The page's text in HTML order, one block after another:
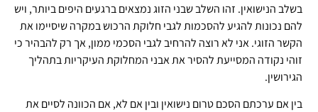
בשלב הנישואין. זהו השלב שבני הזוג נמצאים ברגעים היפים ביותר, ויש
להם נכונות להגיע להסכמות לגבי חלוקת הרכוש במקרה שיסיימו את
הקשר הזוגי. אני לא רוצה להרחיב לגבי הסכמי ממון, אך רק להבהיר כי
זוהי נקודה המסייעת להסיר את אבני המחלוקת העיקריות בתהליך
הגירושין.
בין אם ערכתם הסכם טרום נישואין ובין אם לא, אם הכוונה לסיים את